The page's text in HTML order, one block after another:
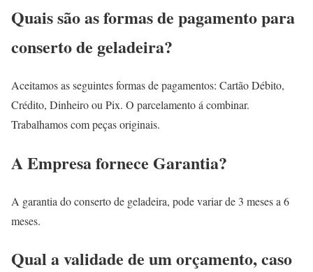
Quais são as formas de pagamento para
conserto de geladeira?
Aceitamos as seguintes formas de pagamentos: Cartão Débito,
Crédito, Dinheiro ou Pix. O parcelamento á combinar.
Trabalhamos com peças originais.
A Empresa fornece Garantia?
A garantia do conserto de geladeira, pode variar de 3 meses a 6
meses.
Qual a validade de um orçamento, caso